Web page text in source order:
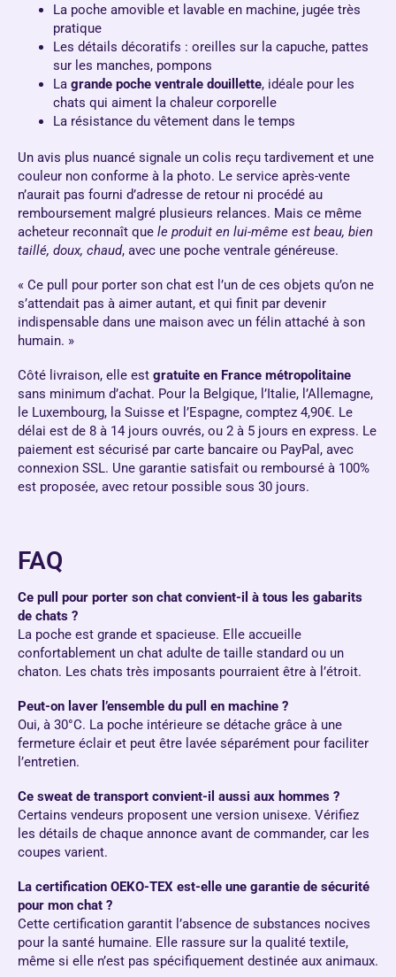
La poche amovible et lavable en machine, jugée très
pratique
Les détails décoratifs : oreilles sur la capuche, pattes
sur les manches, pompons
La grande poche ventrale douillette, idéale pour les
chats qui aiment la chaleur corporelle
La résistance du vêtement dans le temps
Un avis plus nuancé signale un colis reçu tardivement et une
couleur non conforme à la photo. Le service après-vente
n’aurait pas fourni d’adresse de retour ni procédé au
remboursement malgré plusieurs relances. Mais ce même
acheteur reconnaît que le produit en lui-même est beau, bien
taillé, doux, chaud, avec une poche ventrale généreuse.
« Ce pull pour porter son chat est l’un de ces objets qu’on ne
s’attendait pas à aimer autant, et qui finit par devenir
indispensable dans une maison avec un félin attaché à son
humain. »
Côté livraison, elle est gratuite en France métropolitaine
sans minimum d’achat. Pour la Belgique, l’Italie, l’Allemagne,
le Luxembourg, la Suisse et l’Espagne, comptez 4,90€. Le
délai est de 8 à 14 jours ouvrés, ou 2 à 5 jours en express. Le
paiement est sécurisé par carte bancaire ou PayPal, avec
connexion SSL. Une garantie satisfait ou remboursé à 100%
est proposée, avec retour possible sous 30 jours.
FAQ
Ce pull pour porter son chat convient-il à tous les gabarits
de chats ?
La poche est grande et spacieuse. Elle accueille
confortablement un chat adulte de taille standard ou un
chaton. Les chats très imposants pourraient être à l’étroit.
Peut-on laver l’ensemble du pull en machine ?
Oui, à 30°C. La poche intérieure se détache grâce à une
fermeture éclair et peut être lavée séparément pour faciliter
l’entretien.
Ce sweat de transport convient-il aussi aux hommes ?
Certains vendeurs proposent une version unisexe. Vérifiez
les détails de chaque annonce avant de commander, car les
coupes varient.
La certification OEKO-TEX est-elle une garantie de sécurité
pour mon chat ?
Cette certification garantit l’absence de substances nocives
pour la santé humaine. Elle rassure sur la qualité textile,
même si elle n’est pas spécifiquement destinée aux animaux.